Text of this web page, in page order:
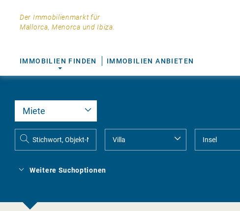
Der Immobilienmarkt für
Mallorca, Menorca und Ibiza.
IMMOBILIEN FINDEN IMMOBILIEN ANBIETEN
Weitere Suchoptionen